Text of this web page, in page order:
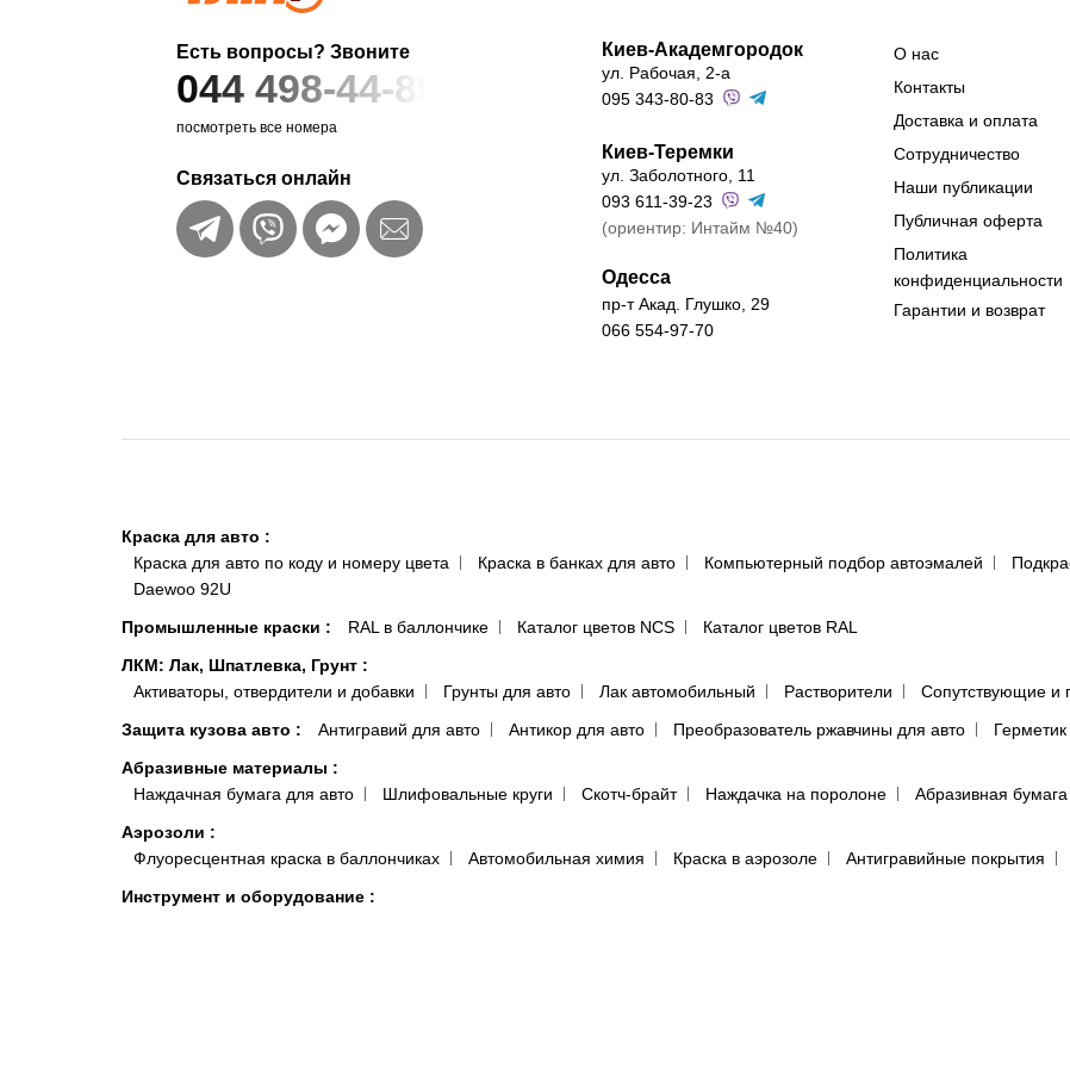
Есть вопросы? Звоните
044 498-44-89
посмотреть все номера
Связаться онлайн
Киев-Академгородок
ул. Рабочая, 2-а
095 343-80-83
Киев-Теремки
ул. Заболотного, 11
093 611-39-23
(ориентир: Интайм №40)
Одесса
пр-т Акад. Глушко, 29
066 554-97-70
О нас
Контакты
Доставка и оплата
Сотрудничество
Наши публикации
Публичная оферта
Политика
конфиденциальности
Гарантии и возврат
Краска для авто :
Краска для авто по коду и номеру цвета
Краска в банках для авто Компьютерный подбор автоэмалей
Daewoo 92U
Промышленные краски : RAL в баллончике Каталог цветов NCS
Каталог цветов RAL
ЛКМ: Лак, Шпатлевка, Грунт :
Активаторы, отвердители и добавки
Грунты для авто Лак автомобильный Растворители Сопутствующие и
Защита кузова авто : Антигравий для авто Антикор для авто Преобразователь ржавчины для авто
Абразивные материалы :
Наждачная бумага для авто
Шлифовальные круги Скотч-брайт Наждачка на поролоне Абразивная
Аэрозоли :
Флуоресцентная краска в баллончиках
Автомобильная химия Краска в аэрозоле Антигравийные покрытия
Инструмент и оборудование :